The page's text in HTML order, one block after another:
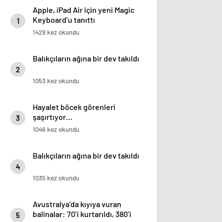
1
Apple, iPad Air için yeni Magic
Keyboard’u tanıttı
1429 kez okundu
2
Balıkçıların ağına bir dev takıldı
1053 kez okundu
3
Hayalet böcek görenleri
şaşırtıyor…
1046 kez okundu
4
Balıkçıların ağına bir dev takıldı
1035 kez okundu
5
Avustralya’da kıyıya vuran
balinalar: 70’i kurtarıldı, 380’i